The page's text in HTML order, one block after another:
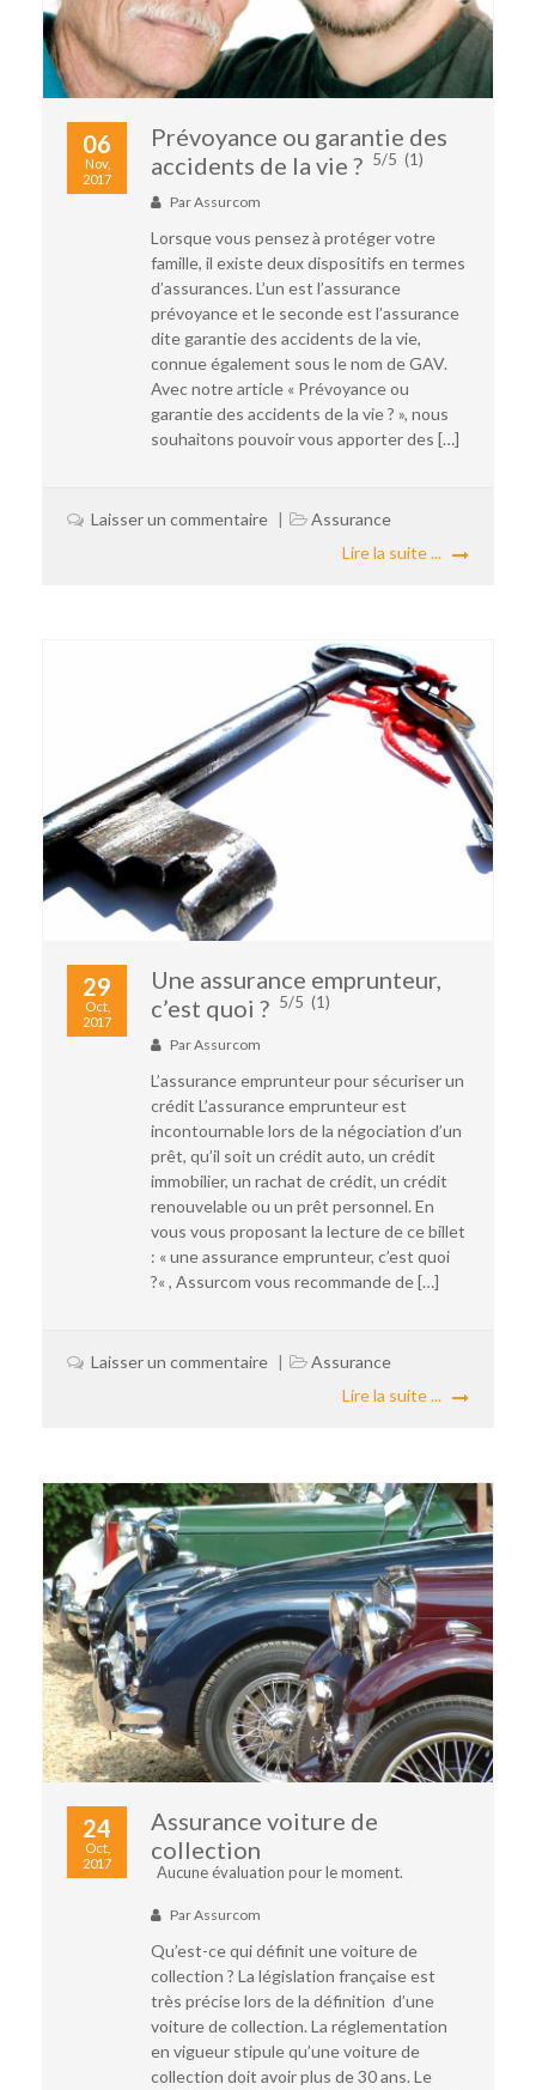
06
Nov,
2017
Prévoyance ou garantie des
accidents de la vie ? 5/5 (1)
ParAssurcom
Lorsque vous pensez à protéger votre
famille, il existe deux dispositifs en termes
d’assurances. L’un est l’assurance
prévoyance et le seconde est l’assurance
dite garantie des accidents de la vie,
connue également sous le nom de GAV.
Avec notre article « Prévoyance ou
garantie des accidents de la vie ? », nous
souhaitons pouvoir vous apporter des […]
Laisser un commentaire
Assurance
Lire la suite ...
29
Oct,
2017
Une assurance emprunteur,
c’est quoi ? 5/5 (1)
ParAssurcom
L’assurance emprunteur pour sécuriser un
crédit L’assurance emprunteur est
incontournable lors de la négociation d’un
prêt, qu’il soit un crédit auto, un crédit
immobilier, un rachat de crédit, un crédit
renouvelable ou un prêt personnel. En
vous vous proposant la lecture de ce billet
: « une assurance emprunteur, c’est quoi
?« , Assurcom vous recommande de […]
Laisser un commentaire
Assurance
Lire la suite ...
24
Oct,
2017
Assurance voiture de
collection
Aucune évaluation pour le moment.
ParAssurcom
Qu’est-ce qui définit une voiture de
collection ? La législation française est
très précise lors de la définition d’une
voiture de collection. La réglementation
en vigueur stipule qu’une voiture de
collection doit avoir plus de 30 ans. Le